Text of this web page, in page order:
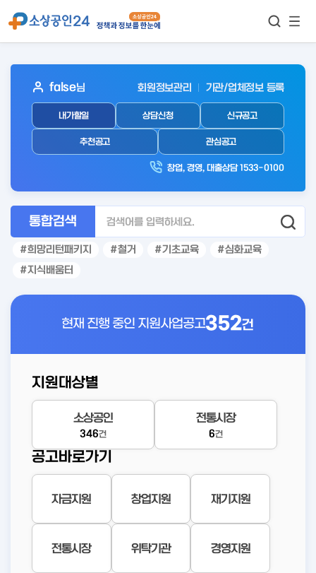
보기
아
웃
로
인
false님 회원정보관리 기관/업체정보 등록
내가할일 상담신청 신규공고
추천공고 관심공고
창업, 경영, 대출상담 1533-0100
통합검색
희망리턴패키지 철거 기초교육
심화교육
지식배움터
현재 진행 중인 지원사업공고352건
지원대상별
소상공인
346건
전통시장
6건
공고바로가기
자금지원 창업지원 재기지원
전통시장 위탁기관 경영지원